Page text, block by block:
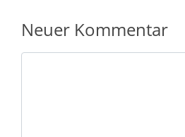
Neuer Kommentar